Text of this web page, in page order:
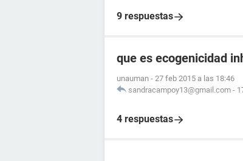
9 respuestas
que es ecogenicidad
unauman - 27 feb 2015 a las 18:46
sandracampoy13@gmail.com -
4 respuestas